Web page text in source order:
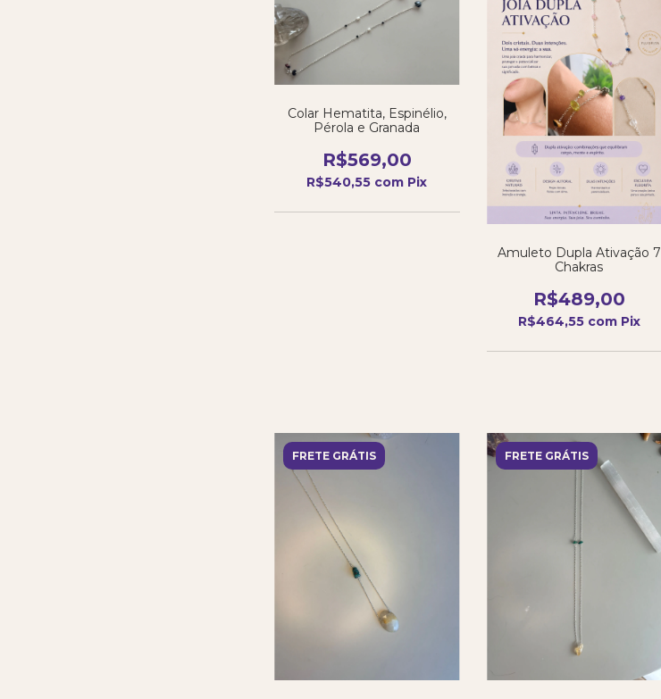
Colar Hematita, Espinélio,
Pérola e Granada
R$569,00
R$540,55 com Pix
Amuleto Dupla Ativação 7
Chakras
R$489,00
R$464,55 com Pix
FRETE GRÁTIS FRETE GRÁTIS